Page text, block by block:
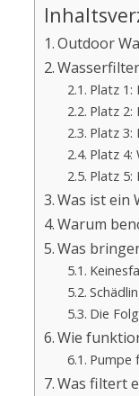
Outdoor
Platz
Platz
Platz
Platz 4:
Platz
Was ist ein
Warum
Was
Die
Wie
Pumpe
Was filtert